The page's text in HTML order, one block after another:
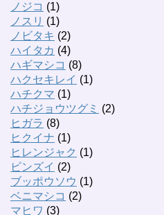
ノジコ (1)
ノスリ (1)
ノビタキ (2)
ハイタカ (4)
ハギマシコ (8)
ハクセキレイ (1)
ハチクマ (1)
ハチジョウツグミ (2)
ヒガラ (8)
ヒクイナ (1)
ヒレンジャク (1)
ビンズイ (2)
ブッポウソウ (1)
ベニマシコ (2)
マヒワ (3)